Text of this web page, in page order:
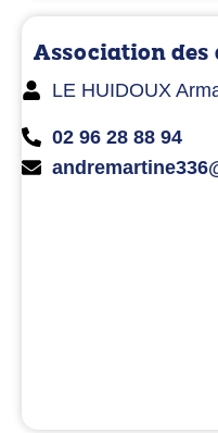
Association des
LE HUIDOUX
02 96 28 88 94